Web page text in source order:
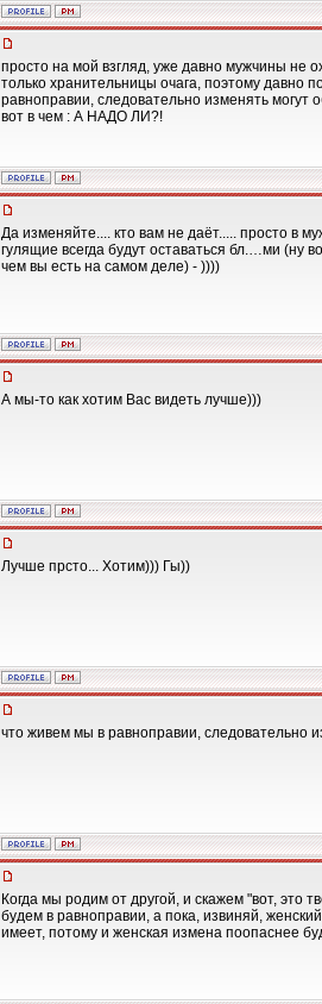
просто на мой взгляд, уже давно мужчины не
только хранительницы очага, поэтому давно
равноправии, следовательно изменять могут
вот в чем : А НАДО ЛИ?!
Да изменяйте.... кто вам не даёт..... просто в
гулящие всегда будут оставаться бл.…ми (ну
чем вы есть на самом деле) - ))))
А мы-то как хотим Вас видеть лучше)))
Лучше прсто... Хотим))) Гы))
что живем мы в равноправии, следовательно
Когда мы родим от другой, и скажем "вот, это
будем в равноправии, а пока, извиняй,
имеет, потому и женская измена поопаснее